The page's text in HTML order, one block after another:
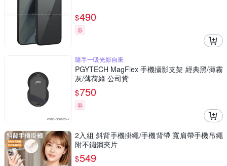
$490
券
隨手一吸光影自來
PGYTECH MagFlex 手機攝影支架 經典黑/薄霧
灰/薄荷綠 公司貨
$750
券
2入組 斜背手機掛繩/手機背帶 寬肩帶手機吊繩
附不鏽鋼夾片
$549